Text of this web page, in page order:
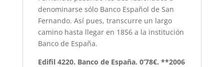
denominarse sólo Banco Español de San
Fernando. Así pues, transcurre un largo
camino hasta llegar en 1856 a la institución
Banco de España.
Edifil 4220. Banco de España. 0’78€. **2006